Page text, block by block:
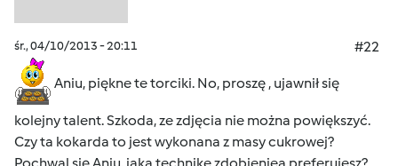
śr., 04/10/2013 - 20:11 #22
Aniu, piękne te torciki. No, proszę , ujawnił się
kolejny talent. Szkoda, ze zdjęcia nie można powiększyć.
Czy ta kokarda to jest wykonana z masy cukrowej?